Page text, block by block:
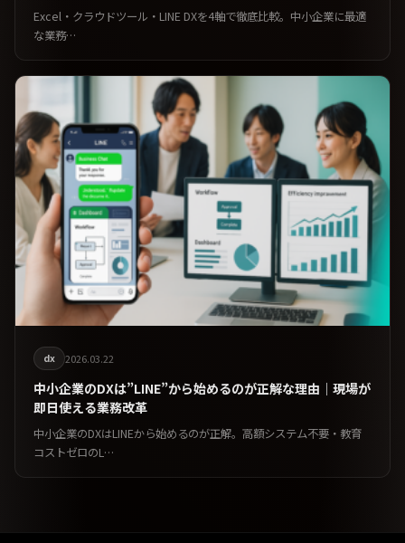
Excel・クラウドツール・LINE DXを4軸で徹底比較。中小企業に最適
な業務…
dx 2026.03.22
中小企業のDXは”LINE”から始めるのが正解な理由｜現場が
即日使える業務改革
中小企業のDXはLINEから始めるのが正解。高額システム不要・教育
コストゼロのL…